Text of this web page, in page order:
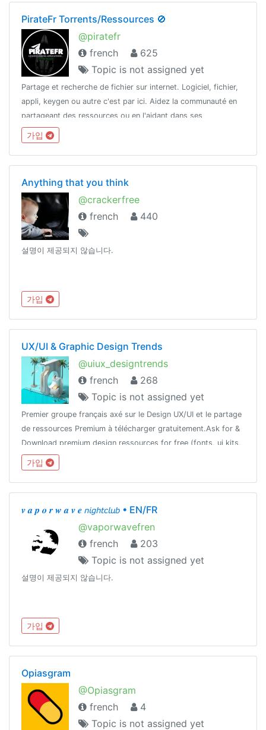
PirateFr Torrents/Ressources 🚫
@piratefr
french
625
Topic is not assigned yet
Partage et recherche de fichier sur internet. Logiciel, fichier,
appli, keygen ou autre c'est par ici. Aidez la communauté en
partageant des ressources ou en l'aidant dans ses
recherches.
가입
Anything that you think
@crackerfree
french
440
설명이 제공되지 않습니다.
가입
UX/UI & Graphic Design Trends
@uiux_designtrends
french
268
Topic is not assigned yet
Premier groupe français axé sur le Design UX/UI et le partage
de ressources Premium à télécharger gratuitement.Ask for &
Download premium design ressources for free (fonts, ui kits,
templates, plugins, aescripts, cracked apChannel :
@designersparadise
가입
𝒗 𝒂 𝒑 𝒐 𝒓 𝒘 𝒂 𝒗 𝒆 𝘯𝘪𝘨𝘩𝘵𝘤𝘭𝘶𝘣 • EN/FR
@vaporwavefren
french
203
Topic is not assigned yet
설명이 제공되지 않습니다.
가입
Opiasgram
@Opiasgram
french
4
Topic is not assigned yet